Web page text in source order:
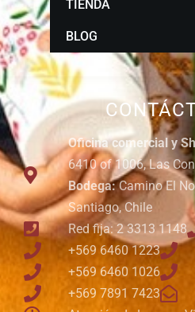
Oficina comercial y
6410 of 1006, Las
Bodega:Camino El
Santiago, Chile
Red fija: 2 3313 1148
+569 6460 1223
+569 6460 1026
+569 7891 7423
TIENDA
BLOG